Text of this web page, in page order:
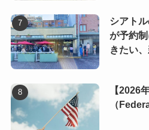
シアト
が予約
きたい
【2026
（